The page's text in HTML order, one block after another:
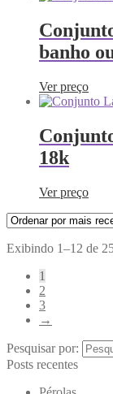
banho
Ver preço
18k
Ver preço
Exibindo 1–12 de
1
2
3
→
Pesquisar por:
Posts recentes